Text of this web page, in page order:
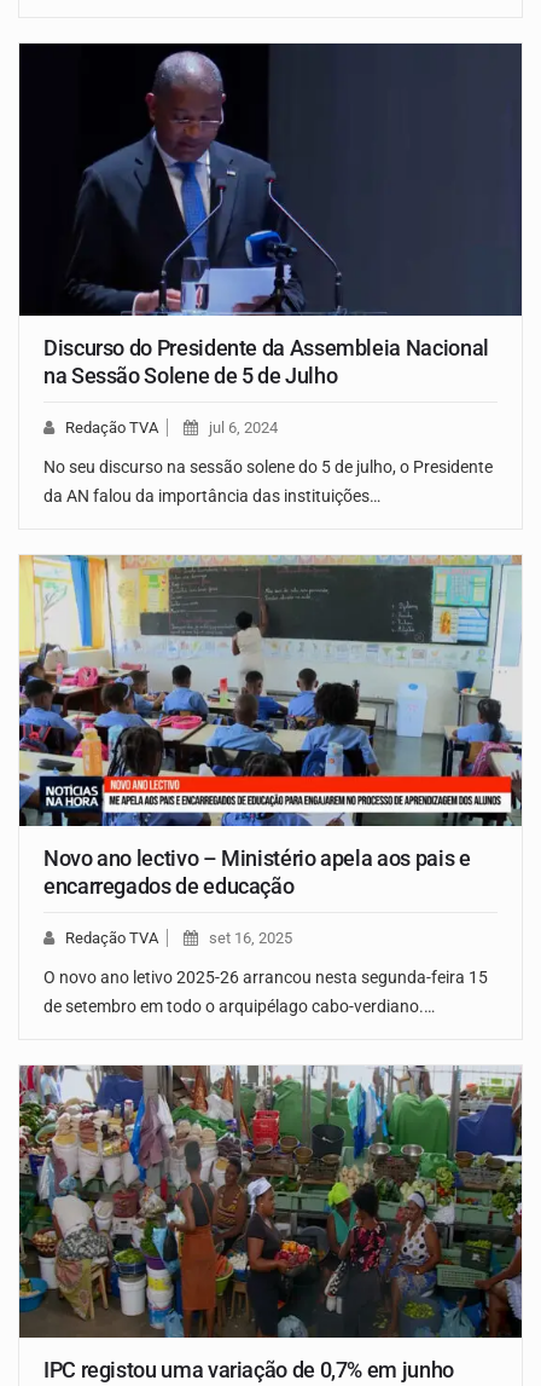
Discurso do Presidente da Assembleia Nacional
na Sessão Solene de 5 de Julho
Redação TVA jul 6, 2024
No seu discurso na sessão solene do 5 de julho, o Presidente
da AN falou da importância das instituições…
Novo ano lectivo – Ministério apela aos pais e
encarregados de educação
Redação TVA set 16, 2025
O novo ano letivo 2025-26 arrancou nesta segunda-feira 15
de setembro em todo o arquipélago cabo-verdiano.…
IPC registou uma variação de 0,7% em junho